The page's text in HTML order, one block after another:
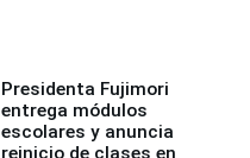
Presidenta Fujimori
entrega módulos
escolares y anuncia
reinicio de clases en